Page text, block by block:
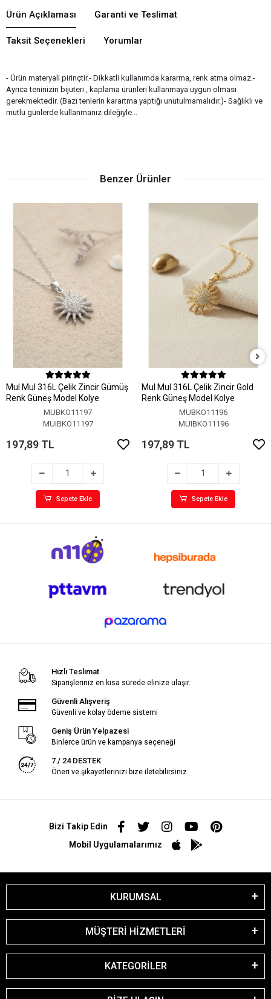
Ürün Açıklaması Garanti ve Teslimat
Taksit Seçenekleri Yorumlar
- Ürün materyali pirinçtir.- Dikkatli kullanımda kararma, renk atma olmaz.-
Ayrıca teninizin bijuteri , kaplama ürünleri kullanmaya uygun olması
gerekmektedir. (Bazı tenlerin karartma yaptığı unutulmamalıdır.)- Sağlıklı ve
mutlu günlerde kullanmanız dileğiyle...
Benzer Ürünler
MuI MuI 316L Çelik Zincir Gümüş
Renk Güneş Model Kolye
MUBKO11197
MUIBKO11197
197,89 TL
Sepete Ekle
MuI MuI 316L Çelik Zincir Gold
Renk Güneş Model Kolye
MUBKO11196
MUIBKO11196
197,89 TL
Sepete Ekle
Hızlı Teslimat
Siparişleriniz en kısa sürede elinize ulaşır.
Güvenli Alışveriş
Güvenli ve kolay ödeme sistemi
Geniş Ürün Yelpazesi
Binlerce ürün ve kampanya seçeneği
7 / 24 DESTEK
Öneri ve şikayetlerinizi bize iletebilirsiniz.
Bizi Takip Edin
Mobil Uygulamalarımız
KURUMSAL
MÜŞTERİ HİZMETLERİ
KATEGORİLER